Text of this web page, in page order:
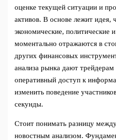
оценке текущей ситуации и
активов. В основе лежит идея,
экономические, политические
моментально отражаются в
других финансовых
анализа рынка дают
оперативный доступ к
изменить поведение
секунды.
Стоит понимать разницу
новостным анализом.